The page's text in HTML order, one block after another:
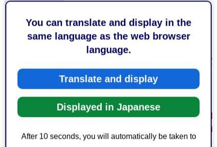
You can translate and display in the
same language as the web browser
language.
Translate and display
Displayed in Japanese
After 10 seconds, you will automatically be taken to
生活食品衛生係
○受付時間
平日の午前8時30分から午後5時15分まで
費用 1件につき、手数料現金2,000円
許可証の記載事項に変更があった場合に
理医療機器等・管理医療機器）」も必要